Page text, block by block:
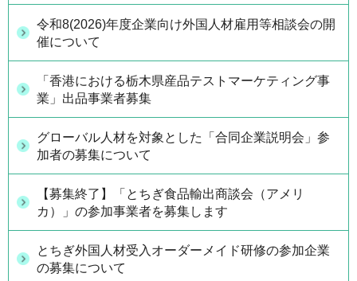
令和8(2026)年度企業向け外国人材雇用等相談会の開
催について
「香港における栃木県産品テストマーケティング事
業」出品事業者募集
グローバル人材を対象とした「合同企業説明会」参
加者の募集について
【募集終了】「とちぎ食品輸出商談会（アメリ
カ）」の参加事業者を募集します
とちぎ外国人材受入オーダーメイド研修の参加企業
の募集について